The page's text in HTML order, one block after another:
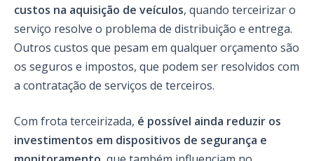
custos na aquisição de veículos, quando terceirizar o
serviço resolve o problema de distribuição e entrega.
Outros custos que pesam em qualquer orçamento são
os seguros e impostos, que podem ser resolvidos com
a contratação de serviços de terceiros.
Com frota terceirizada, é possível ainda reduzir os
investimentos em dispositivos de segurança e